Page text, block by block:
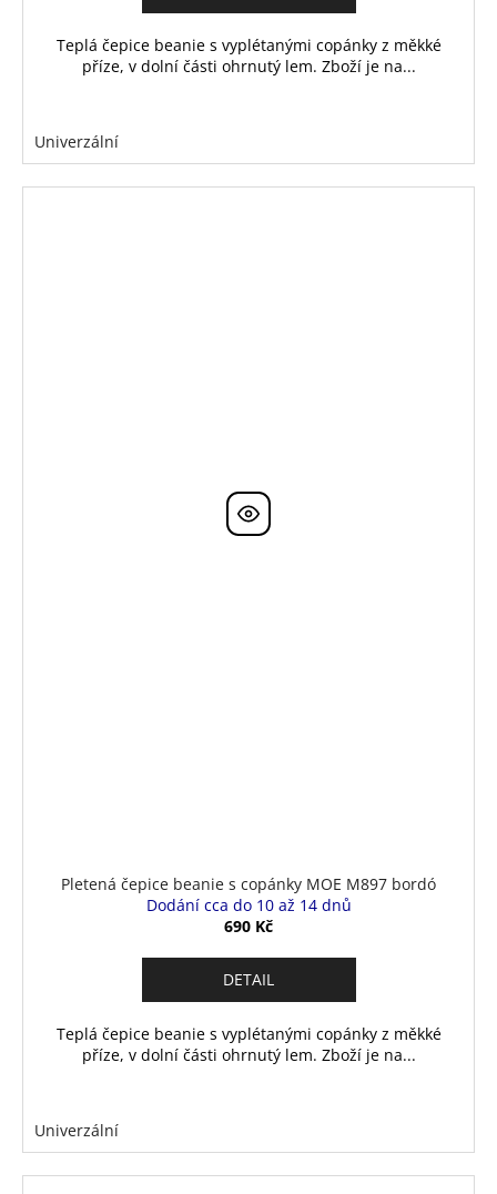
Teplá čepice beanie s vyplétanými copánky z měkké
příze, v dolní části ohrnutý lem. Zboží je na...
Univerzální
Pletená čepice beanie s copánky MOE M897 bordó
Dodání cca do 10 až 14 dnů
690 Kč
DETAIL
Teplá čepice beanie s vyplétanými copánky z měkké
příze, v dolní části ohrnutý lem. Zboží je na...
Univerzální